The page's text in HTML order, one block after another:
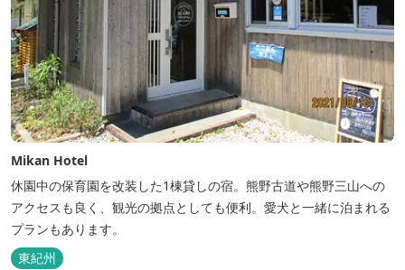
Mikan Hotel
休園中の保育園を改装した1棟貸しの宿。熊野古道や熊野三山への
アクセスも良く、観光の拠点としても便利。愛犬と一緒に泊まれる
プランもあります。
東紀州